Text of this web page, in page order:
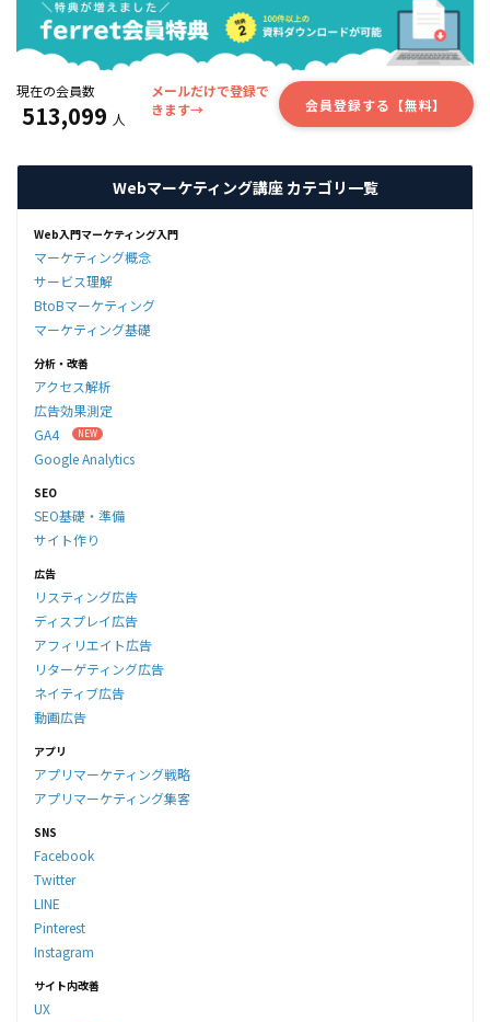
現在の会員数
513,099 人
メールだけで登録で
きます→
会員登録する【無料】
Webマーケティング講座 カテゴリ一覧
Web入門マーケティング入門
マーケティング概念
サービス理解
BtoBマーケティング
マーケティング基礎
分析・改善
アクセス解析
広告効果測定
GA4
Google Analytics
SEO
SEO基礎・準備
サイト作り
広告
リスティング広告
ディスプレイ広告
アフィリエイト広告
リターゲティング広告
ネイティブ広告
動画広告
アプリ
アプリマーケティング戦略
アプリマーケティング集客
SNS
Facebook
Twitter
LINE
Pinterest
Instagram
サイト内改善
UX